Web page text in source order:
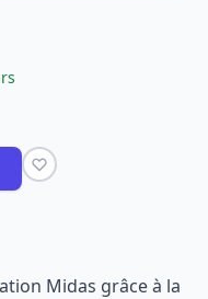
Midas grâce à la